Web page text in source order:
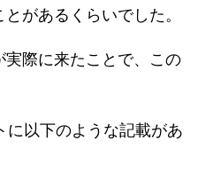
があるくらいでした。
際に来たことで、この
以下のような記載があ